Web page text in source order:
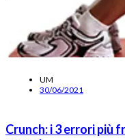
UM
30/06/2021
Crunch: i 3 errori più